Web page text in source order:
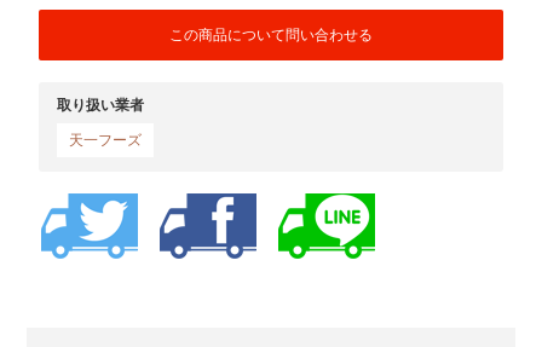
この商品について問い合わせる
取り扱い業者
天一フーズ